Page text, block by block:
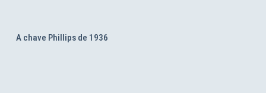
A chave Phillips de 1936